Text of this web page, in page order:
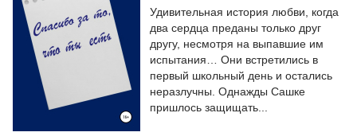
Удивительная история любви, когда
два сердца преданы только друг
другу, несмотря на выпавшие им
испытания… Они встретились в
первый школьный день и остались
неразлучны. Однажды Сашке
пришлось защищать...